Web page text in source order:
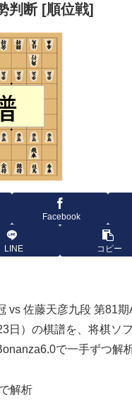
判断 [順位戦]
Facebook
LINE コピー
vs 佐藤天彦九段 第81期
日）の棋譜を、将棋ソ
で一手ずつ解
解析